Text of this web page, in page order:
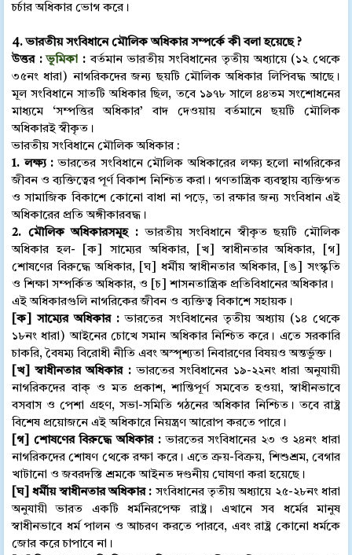
চর্চার অধিকার ভোগ করে।
4. ভারতীয় সংবিধানে মৌলিক অধিকার সম্পর্কে কী বলা হয়েছে ?
উত্তর :ভূমিকা :বর্তমান ভারতীয় সংবিধানের তৃতীয় অধ্যায়ে (১২ থেকে
৩৫নং ধারা) নাগরিকদের জন্য ছয়টি মৌলিক অধিকার লিপিবদ্ধ আছে।
মূল সংবিধানে সাতটি অধিকার ছিল, তবে ১৯৭৮ সালে ৪৪তম সংশোধনের
মাধ্যমে ‘সম্পত্তির অধিকার’ বাদ দেওয়ায় বর্তমানে ছয়টি মৌলিক
অধিকারই স্বীকৃত।
ভারতীয় সংবিধানে মৌলিক অধিকার :
1. লক্ষ্য :ভারতের সংবিধানে মৌলিক অধিকারের লক্ষ্য হলো নাগরিকের
জীবন ও ব্যক্তিত্বের পূর্ণ বিকাশ নিশ্চিত করা। গণতান্ত্রিক ব্যবস্থায় ব্যক্তিগত
ও সামাজিক বিকাশে কোনো বাধা না পড়ে, তা রক্ষার জন্য সংবিধান এই
অধিকারের প্রতি অঙ্গীকারবদ্ধ।
2. মৌলিক অধিকারসমূহ :ভারতীয় সংবিধানে স্বীকৃত ছয়টি মৌলিক
অধিকার হল- [ক] সাম্যের অধিকার, [খ] স্বাধীনতার অধিকার, [গ]
শোষণের বিরুদ্ধে অধিকার, [ঘ] ধর্মীয় স্বাধীনতার অধিকার, [ঙ] সংস্কৃতি
ও শিক্ষা সম্পর্কিত অধিকার, ও [চ] শাসনতান্ত্রিক প্রতিবিধানের অধিকার।
এই অধিকারগুলি নাগরিকের জীবন ও ব্যক্তিত্ব বিকাশে সহায়ক।
[ক] সাম্যের অধিকার :ভারতের সংবিধানের তৃতীয় অধ্যায় (১৪ থেকে
১৮নং ধারা) আইনের চোখে সমান অধিকার নিশ্চিত করে। এতে সরকারি
চাকরি, বৈষম্য বিরোধী নীতি এবং অস্পৃশ্যতা নিবারণের বিষয়ও অন্তর্ভুক্ত।
[খ] স্বাধীনতার অধিকার :ভারতের সংবিধানের ১৯-২২নং ধারা অনুযায়ী
নাগরিকদের বাক্ ও মত প্রকাশ, শান্তিপূর্ণ সমবেত হওয়া, স্বাধীনভাবে
বসবাস ও পেশা গ্রহণ, সভা-সমিতি গঠনের অধিকার নিশ্চিত। তবে রাষ্ট্র
বিশেষ প্রয়োজনে এই অধিকারে নিয়ন্ত্রণ আরোপ করতে পারে।
[গ] শোষণের বিরুদ্ধে অধিকার :ভারতের সংবিধানের ২৩ ও ২৪নং ধারা
নাগরিকদের শোষণ থেকে রক্ষা করে। এতে ক্রয়-বিক্রয়, শিশুশ্রম, বেগার
খাটানো ও জবরদস্তি শ্রমকে আইনত দণ্ডনীয় ঘোষণা করা হয়েছে।
[ঘ] ধর্মীয় স্বাধীনতার অধিকার : সংবিধানের তৃতীয় অধ্যায়ে ২৫-২৮নং ধারা
অনুযায়ী ভারত একটি ধর্মনিরপেক্ষ রাষ্ট্র। এখানে সব ধর্মের মানুষ
স্বাধীনভাবে ধর্ম পালন ও আচরণ করতে পারবে, এবং রাষ্ট্র কোনো ধর্মকে
জোর করে চাপাবে না।